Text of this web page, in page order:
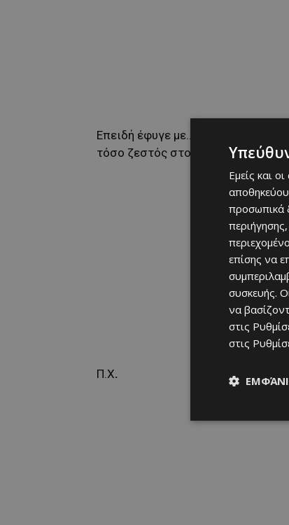
Επειδή έφυγε με… άδοξο τρόπο
τόσο ζεστός στο ενδεχόμενο να
Π.Χ.
Εμείς και
προσωπικά
επίσης να
συσκευής.
να
στις
στις